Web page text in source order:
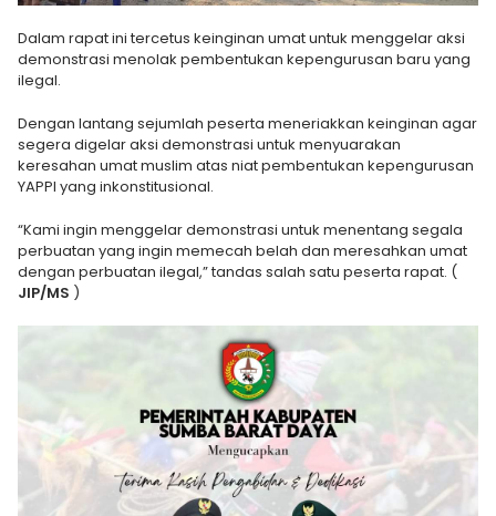
Dalam rapat ini tercetus keinginan umat untuk menggelar aksi
demonstrasi menolak pembentukan kepengurusan baru yang
ilegal.
Dengan lantang sejumlah peserta meneriakkan keinginan agar
segera digelar aksi demonstrasi untuk menyuarakan
keresahan umat muslim atas niat pembentukan kepengurusan
YAPPI yang inkonstitusional.
“Kami ingin menggelar demonstrasi untuk menentang segala
perbuatan yang ingin memecah belah dan meresahkan umat
dengan perbuatan ilegal,” tandas salah satu peserta rapat. (
JIP/MS )